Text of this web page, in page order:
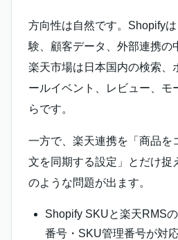
方向性は自然です。Shopify
験、顧客データ、外部連携の
楽天市場は日本国内の検索、
ールイベント、レビュー、モ
らです。
一方で、楽天連携を「商品を
文を同期する設定」とだけ捉
のような問題が出ます。
Shopify SKUと楽天RMS
番号・SKU管理番号が対